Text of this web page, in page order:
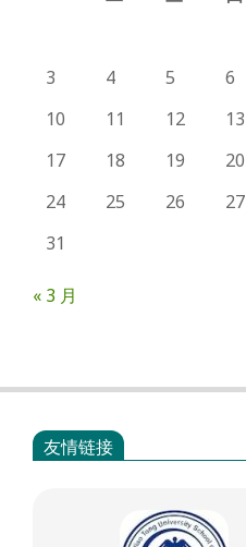
3
4 5 6
10
11 12 13
17
18 19 20
24
25 26 27
31
« 3 月
友情链接